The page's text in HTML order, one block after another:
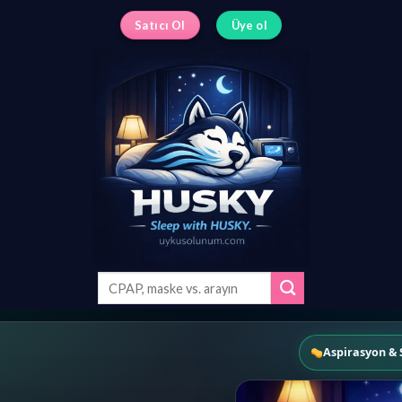
Satıcı Ol Üye ol
Aspirasyon &